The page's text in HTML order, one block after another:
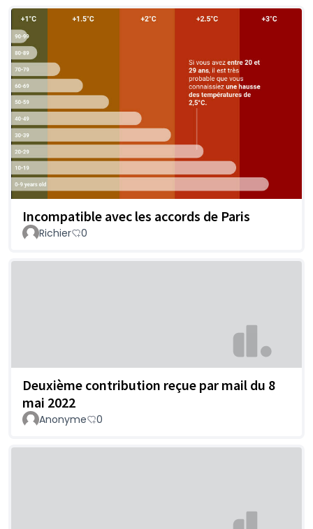
Incompatible avec les accords de Paris
Richier 0
Deuxième contribution reçue par mail du 8
mai 2022
Anonyme 0